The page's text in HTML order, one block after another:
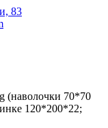
83
(наволочки 70*70
120*200*22;